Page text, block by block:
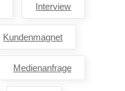
Interview
Kundenmagnet
Medienanfrage